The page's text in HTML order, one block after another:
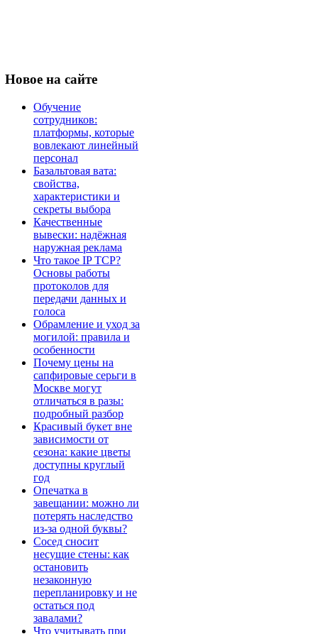
Новое на сайте
Обучение
сотрудников:
платформы, которые
вовлекают линейный
персонал
Базальтовая вата:
свойства,
характеристики и
секреты выбора
Качественные
вывески: надёжная
наружная реклама
Что такое IP TCP?
Основы работы
протоколов для
передачи данных и
голоса
Обрамление и уход за
могилой: правила и
особенности
Почему цены на
сапфировые серьги в
Москве могут
отличаться в разы:
подробный разбор
Красивый букет вне
зависимости от
сезона: какие цветы
доступны круглый
год
Опечатка в
завещании: можно ли
потерять наследство
из-за одной буквы?
Сосед сносит
несущие стены: как
остановить
незаконную
перепланировку и не
остаться под
завалами?
Что учитывать при